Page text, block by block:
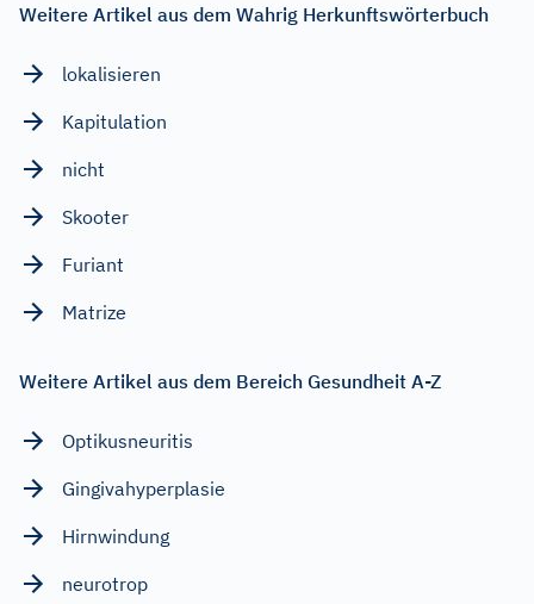
Weitere Artikel aus dem Wahrig Herkunftswörterbuch
lokalisieren
Kapitulation
nicht
Skooter
Furiant
Matrize
Weitere Artikel aus dem Bereich Gesundheit A-Z
Optikusneuritis
Gingivahyperplasie
Hirnwindung
neurotrop